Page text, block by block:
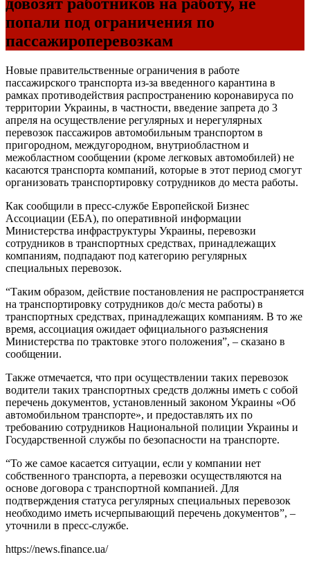
попали под ограничения по
пассажироперевозкам
Новые правительственные ограничения в работе
пассажирского транспорта из-за введенного карантина в
рамках противодействия распространению коронавируса по
территории Украины, в частности, введение запрета до 3
апреля на осуществление регулярных и нерегулярных
перевозок пассажиров автомобильным транспортом в
пригородном, междугородном, внутриобластном и
межобластном сообщении (кроме легковых автомобилей) не
касаются транспорта компаний, которые в этот период смогут
организовать транспортировку сотрудников до места работы.
Как сообщили в пресс-службе Европейской Бизнес
Ассоциации (ЕБА), по оперативной информации
Министерства инфраструктуры Украины, перевозки
сотрудников в транспортных средствах, принадлежащих
компаниям, подпадают под категорию регулярных
специальных перевозок.
“Таким образом, действие постановления не распространяется
на транспортировку сотрудников до/с места работы) в
транспортных средствах, принадлежащих компаниям. В то же
время, ассоциация ожидает официального разъяснения
Министерства по трактовке этого положения”, – сказано в
сообщении.
Также отмечается, что при осуществлении таких перевозок
водители таких транспортных средств должны иметь с собой
перечень документов, установленный законом Украины «Об
автомобильном транспорте», и предоставлять их по
требованию сотрудников Национальной полиции Украины и
Государственной службы по безопасности на транспорте.
“То же самое касается ситуации, если у компании нет
собственного транспорта, а перевозки осуществляются на
основе договора с транспортной компанией. Для
подтверждения статуса регулярных специальных перевозок
необходимо иметь исчерпывающий перечень документов”, –
уточнили в пресс-службе.
https://news.finance.ua/